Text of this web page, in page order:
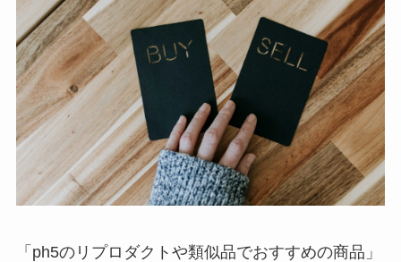
「ph5のリプロダクトや類似品でおすすめの商品」